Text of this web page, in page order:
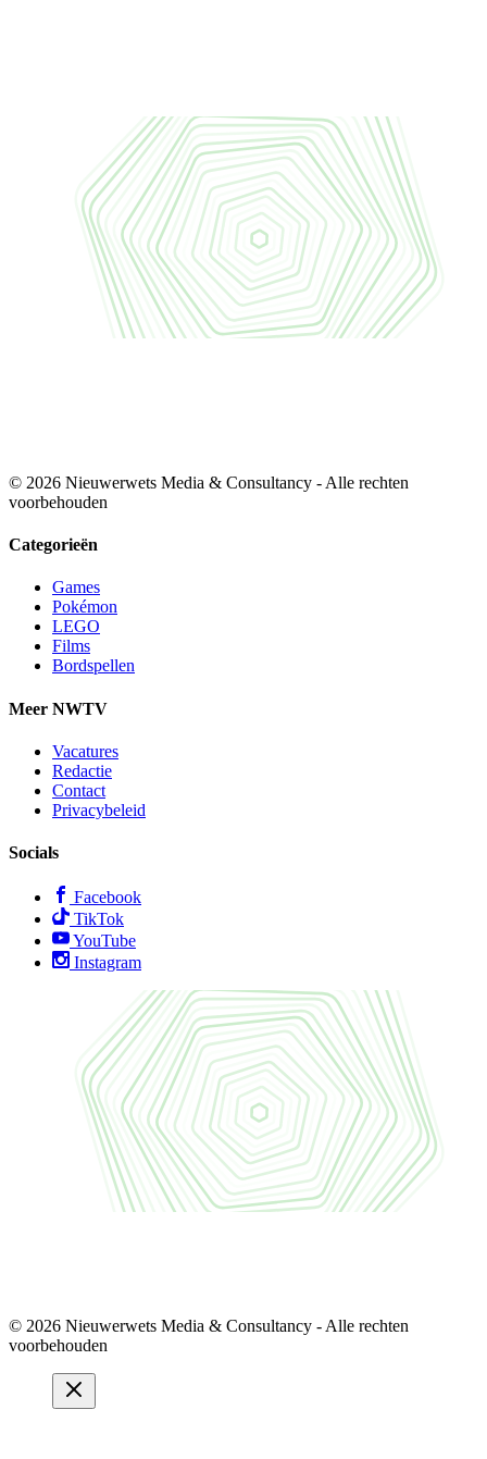
© 2026 Nieuwerwets Media & Consultancy - Alle rechten
voorbehouden
Categorieën
Games
Pokémon
LEGO
Films
Bordspellen
Meer NWTV
Vacatures
Redactie
Contact
Privacybeleid
Socials
Facebook
TikTok
YouTube
Instagram
© 2026 Nieuwerwets Media & Consultancy - Alle rechten
voorbehouden